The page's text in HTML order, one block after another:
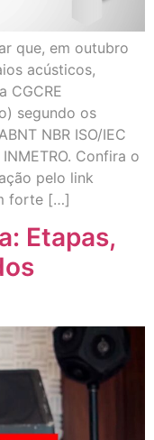
que, em outubro
acústicos,
CGCRE
segundo os
NBR ISO/IEC
Confira o
pelo link
forte […]
Etapas,